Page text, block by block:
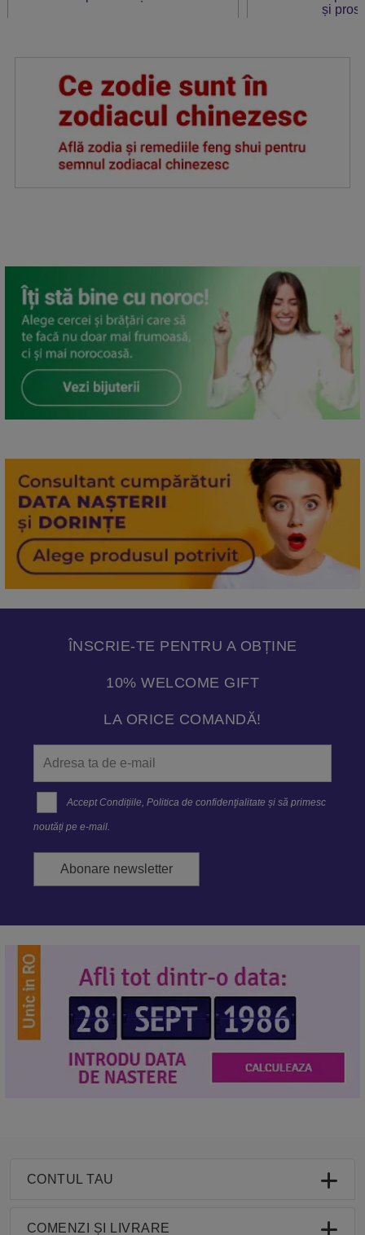
și
ÎNSCRIE-TE PENTRU A OBȚINE
10% WELCOME GIFT
LA ORICE COMANDĂ!
Accept Condițiile,Politica de confidenţialitate și să primesc
noutăți pe e-mail.
Abonare newsletter
CONTUL TAU
COMENZI ȘI LIVRARE